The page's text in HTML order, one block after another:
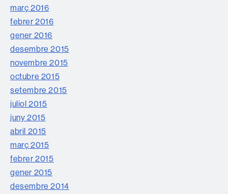
març 2016
febrer 2016
gener 2016
desembre 2015
novembre 2015
octubre 2015
setembre 2015
juliol 2015
juny 2015
abril 2015
març 2015
febrer 2015
gener 2015
desembre 2014